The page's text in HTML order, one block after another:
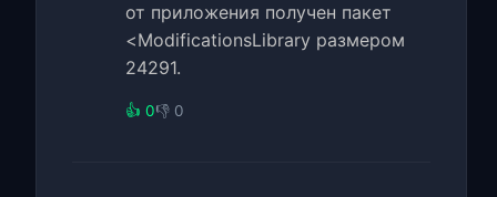
от приложения получен пакет
<ModificationsLibrary размером
24291.
👍 0👎 0